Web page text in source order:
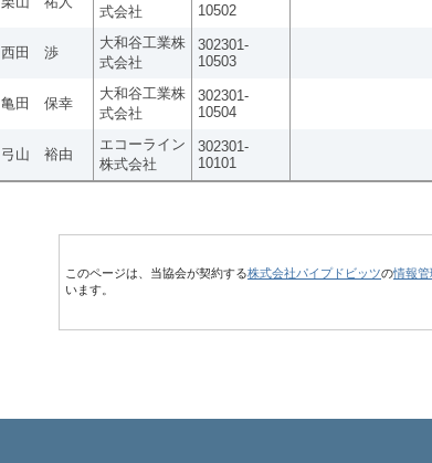
式会社
10502
西田 渉
大和谷工業株
式会社
302301-
10503
亀田 保幸
大和谷工業株
式会社
302301-
10504
弓山 裕由
エコーライン
株式会社
302301-
10101
このページは、当協会が契約する株式会社パイプドビッツの情報管
います。